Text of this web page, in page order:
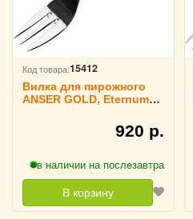
Код товара:15412
Вилка для пирожного
ANSER GOLD, Eternum
920 р.
в наличии на послезавтра
В корзину